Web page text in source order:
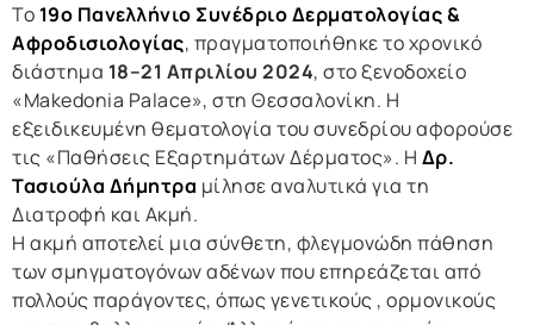
Το 19ο Πανελλήνιο Συνέδριο Δερματολογίας &
Αφροδισιολογίας, πραγματοποιήθηκε το χρονικό
διάστημα 18–21 Απριλίου 2024, στο ξενοδοχείο
«Makedonia Palace», στη Θεσσαλονίκη. Η
εξειδικευμένη θεματολογία του συνεδρίου αφορούσε
τις «Παθήσεις Εξαρτημάτων Δέρματος». Η Δρ.
Τασιούλα Δήμητρα μίλησε αναλυτικά για τη
Διατροφή και Ακμή.
Η ακμή αποτελεί μια σύνθετη, φλεγμονώδη πάθηση
των σμηγματογόνων αδένων που επηρεάζεται από
πολλούς παράγοντες, όπως γενετικούς , ορμονικούς